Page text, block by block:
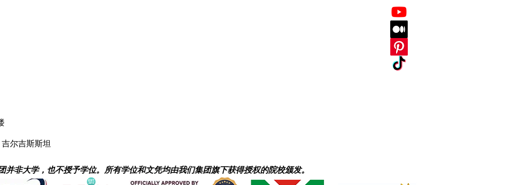
尔吉斯斯坦
并非大学，也不授予学位。所有学位和文凭均由我们集团旗下获得授权的院校颁发。